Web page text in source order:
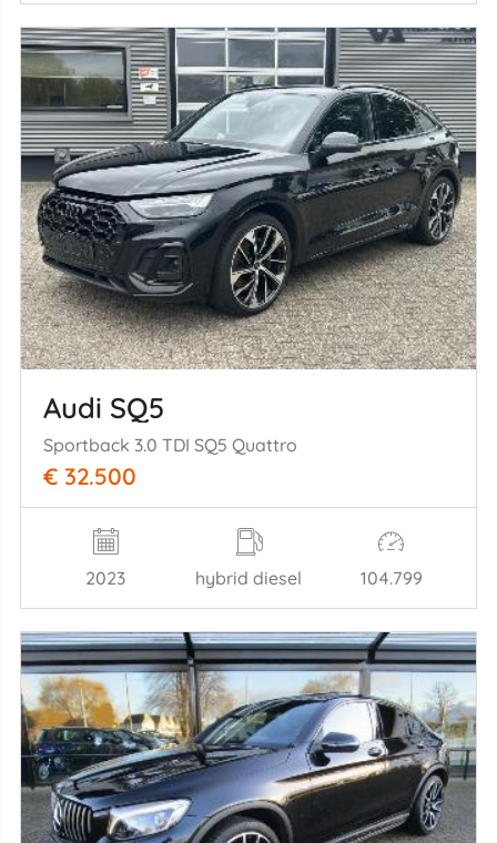
Audi SQ5
Sportback 3.0 TDI SQ5 Quattro
€ 32.500
2023 hybrid diesel 104.799